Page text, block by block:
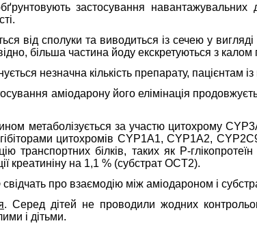
застосування
від сполуки та виводиться із сечею у
більша частина йоду екскретуються з калом
незначна кількість препарату,
аміодарону його елімінація
метаболізується за участю цитохрому
цитохромів CYP1A1, CYP1A2,
транспортних білків, таких як Р-
креатиніну на 1,1 % (субстрат OCT2).
свідчать про взаємодію між аміодароном і
. Серед дітей не проводили жодних
і дітьми.